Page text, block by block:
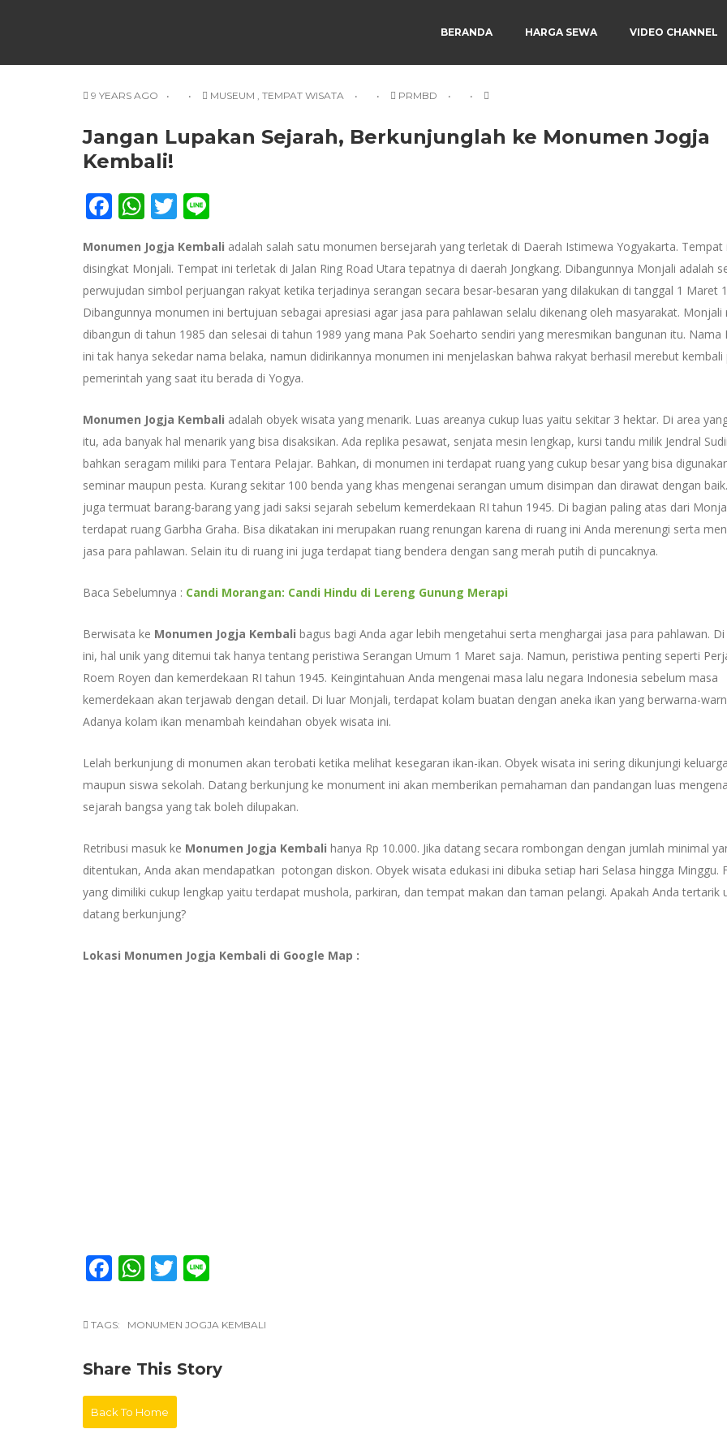
BERANDA HARGA SEWA VIDEO CHANNEL
9 YEARS AGO MUSEUM , TEMPAT WISATA PRMBD
Jangan Lupakan Sejarah, Berkunjunglah ke Monumen Jogja
Kembali!
Facebook
WhatsApp
Twitter
Monumen Jogja Kembali adalah salah satu monumen bersejarah yang terletak di Daerah Istimewa Yogyakarta. Tempat
disingkat Monjali. Tempat ini terletak di Jalan Ring Road Utara tepatnya di daerah Jongkang. Dibangunnya Monjali adalah
perwujudan simbol perjuangan rakyat ketika terjadinya serangan secara besar-besaran yang dilakukan di tanggal 1 Maret
Dibangunnya monumen ini bertujuan sebagai apresiasi agar jasa para pahlawan selalu dikenang oleh masyarakat. Monjali
dibangun di tahun 1985 dan selesai di tahun 1989 yang mana Pak Soeharto sendiri yang meresmikan bangunan itu. Nama
ini tak hanya sekedar nama belaka, namun didirikannya monumen ini menjelaskan bahwa rakyat berhasil merebut kembali
pemerintah yang saat itu berada di Yogya.
Monumen Jogja Kembali adalah obyek wisata yang menarik. Luas areanya cukup luas yaitu sekitar 3 hektar. Di area
itu, ada banyak hal menarik yang bisa disaksikan. Ada replika pesawat, senjata mesin lengkap, kursi tandu milik Jendral
bahkan seragam miliki para Tentara Pelajar. Bahkan, di monumen ini terdapat ruang yang cukup besar yang bisa
seminar maupun pesta. Kurang sekitar 100 benda yang khas mengenai serangan umum disimpan dan dirawat dengan
juga termuat barang-barang yang jadi saksi sejarah sebelum kemerdekaan RI tahun 1945. Di bagian paling atas dari
terdapat ruang Garbha Graha. Bisa dikatakan ini merupakan ruang renungan karena di ruang ini Anda merenungi serta
jasa para pahlawan. Selain itu di ruang ini juga terdapat tiang bendera dengan sang merah putih di puncaknya.
Baca Sebelumnya : Candi Morangan: Candi Hindu di Lereng Gunung Merapi
Berwisata ke Monumen Jogja Kembali bagus bagi Anda agar lebih mengetahui serta menghargai jasa para pahlawan.
ini, hal unik yang ditemui tak hanya tentang peristiwa Serangan Umum 1 Maret saja. Namun, peristiwa penting seperti
Roem Royen dan kemerdekaan RI tahun 1945. Keingintahuan Anda mengenai masa lalu negara Indonesia sebelum masa
kemerdekaan akan terjawab dengan detail. Di luar Monjali, terdapat kolam buatan dengan aneka ikan yang berwarna-
Adanya kolam ikan menambah keindahan obyek wisata ini.
Lelah berkunjung di monumen akan terobati ketika melihat kesegaran ikan-ikan. Obyek wisata ini sering dikunjungi keluarga
maupun siswa sekolah. Datang berkunjung ke monument ini akan memberikan pemahaman dan pandangan luas
sejarah bangsa yang tak boleh dilupakan.
Retribusi masuk ke Monumen Jogja Kembali hanya Rp 10.000. Jika datang secara rombongan dengan jumlah minimal
ditentukan, Anda akan mendapatkan potongan diskon. Obyek wisata edukasi ini dibuka setiap hari Selasa hingga Minggu.
yang dimiliki cukup lengkap yaitu terdapat mushola, parkiran, dan tempat makan dan taman pelangi. Apakah Anda tertarik
datang berkunjung?
Lokasi Monumen Jogja Kembali di Google Map :
Facebook
WhatsApp
Twitter
TAGS: MONUMEN JOGJA KEMBALI
Share This Story
Back To Home